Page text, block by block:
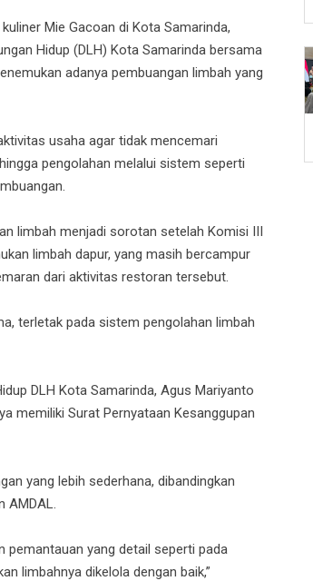
Mie Gacoan di Kota Samarinda,
Hidup (DLH) Kota Samarinda bersama
adanya pembuangan limbah yang
usaha agar tidak mencemari
pengolahan melalui sistem seperti
limbah menjadi sorotan setelah Komisi III
limbah dapur, yang masih bercampur
dari aktivitas restoran tersebut.
terletak pada sistem pengolahan limbah
DLH Kota Samarinda, Agus Mariyanto
memiliki Surat Pernyataan Kesanggupan
yang lebih sederhana, dibandingkan
AMDAL.
pemantauan yang detail seperti pada
limbahnya dikelola dengan baik,”